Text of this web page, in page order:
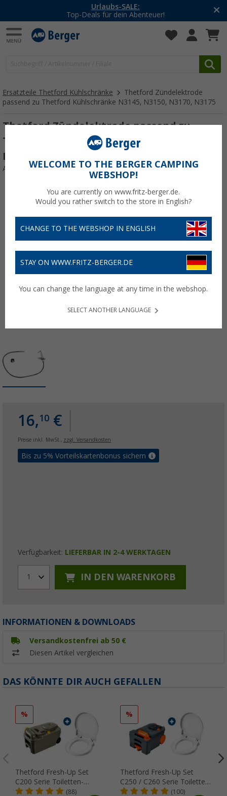
Urlaubs-SALE:
Top-Deals für dein Abenteuer!
Ersatzteile Thetford Kühlschränke
Thetford Zündelektrode
passend zu Thetford Kühlschränke N3145, N3150, N3170, N3175
Thetford Zündelektrode passend zu
Thetford Kühlschränke N3145, N3150,
N3170, N3175
Art.-Nr.: 126023
16,10 €
Preise inkl. MwSt., zzgl. Versandkosten
Bis zu 5% Vorteilskartenbonus sichern
Verfügbarkeit: LIEFERBAR IN 2-4 WERKTAGEN
1 IN DEN WARENKORB
INFORMATIONEN & DOWNLOADS
Versandkostenfrei ab 50 €
Diesen Artikel vergleichen
DAS KÖNNTE DIR AUCH GEFALLEN
%
Thetford Fresh-Up Set
C200 Serie Toiletten-
Aufbereitungsset 2 teilig
(88)
%
Thetford Fresh-Up Set
C250 / C260 Serie Toiletten-
Aufbereitungsset 2 teilig
(100)
WELCOME TO THE BERGER CAMPING
WEBSHOP!
You are currently on www.fritz-berger.de.
Would you rather switch to the store in English?
CHANGE TO THE WEBSHOP IN ENGLISH
STAY ON WWW.FRITZ-BERGER.DE
You can change the language at any time in the webshop.
SELECT ANOTHER LANGUAGE